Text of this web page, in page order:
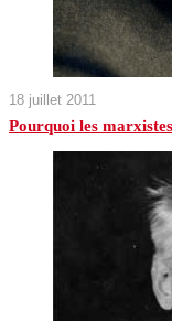
18 juillet 2011
Pourquoi les